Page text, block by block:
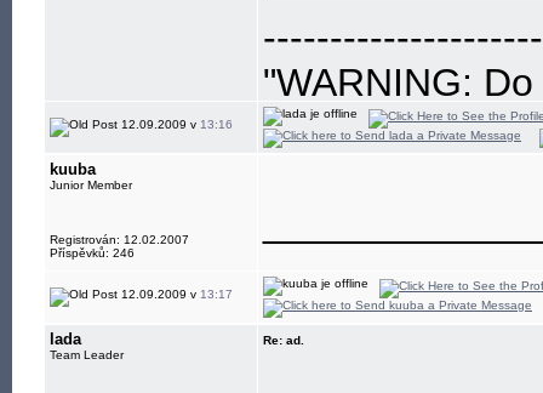
"WARNING:
eye"
12.09.2009 v 13:16
kuuba
Junior Member
Registrován: 12.02.2007
Příspěvků: 246
12.09.2009 v 13:17
lada
Team Leader
Re: ad.